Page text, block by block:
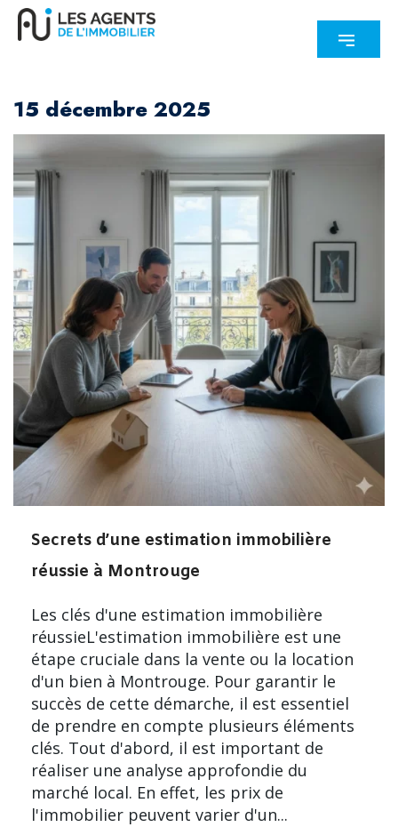
15 décembre 2025
Secrets d’une estimation immobilière
réussie à Montrouge
Les clés d'une estimation immobilière
réussieL'estimation immobilière est une
étape cruciale dans la vente ou la location
d'un bien à Montrouge. Pour garantir le
succès de cette démarche, il est essentiel
de prendre en compte plusieurs éléments
clés. Tout d'abord, il est important de
réaliser une analyse approfondie du
marché local. En effet, les prix de
l'immobilier peuvent varier d'un...